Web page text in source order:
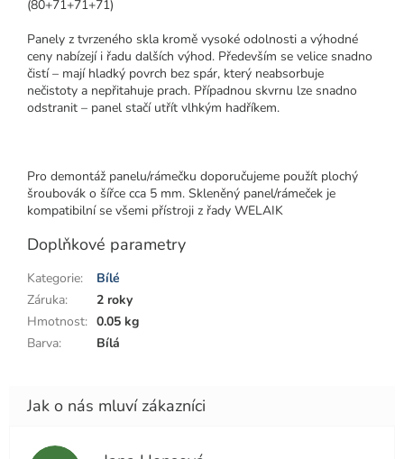
(80+71+71+71)
Panely z tvrzeného skla kromě vysoké odolnosti a výhodné
ceny nabízejí i řadu dalších výhod. Především se velice snadno
čistí – mají hladký povrch bez spár, který neabsorbuje
nečistoty a nepřitahuje prach. Případnou skvrnu lze snadno
odstranit – panel stačí utřít vlhkým hadříkem.
Pro demontáž panelu/rámečku doporučujeme použít plochý
šroubovák o šířce cca 5 mm. Skleněný panel/rámeček je
kompatibilní se všemi přístroji z řady WELAIK
Doplňkové parametry
Kategorie:
Bílé
Záruka:
2 roky
Hmotnost: 0.05 kg
Barva: Bílá